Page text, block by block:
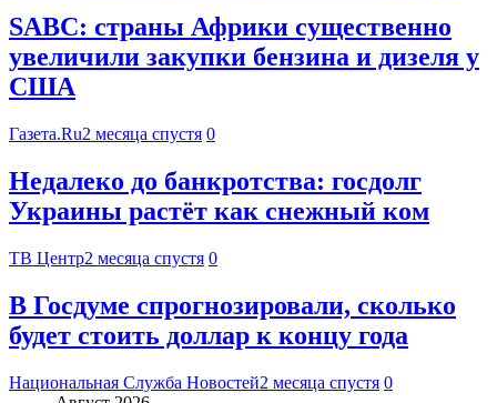
SABC: страны Африки существенно
увеличили закупки бензина и дизеля у
США
Газета.Ru2 месяца спустя 0
Недалеко до банкротства: госдолг
Украины растёт как снежный ком
ТВ Центр2 месяца спустя 0
В Госдуме спрогнозировали, сколько
будет стоить доллар к концу года
Национальная Служба Новостей2 месяца спустя 0